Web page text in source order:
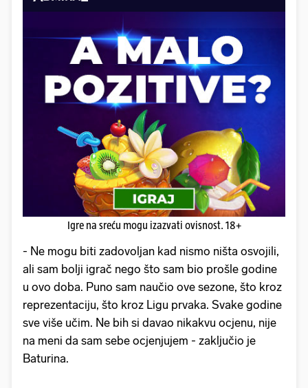
Igre na sreću mogu izazvati ovisnost. 18+
- Ne mogu biti zadovoljan kad nismo ništa osvojili,
ali sam bolji igrač nego što sam bio prošle godine
u ovo doba. Puno sam naučio ove sezone, što kroz
reprezentaciju, što kroz Ligu prvaka. Svake godine
sve više učim. Ne bih si davao nikakvu ocjenu, nije
na meni da sam sebe ocjenjujem - zaključio je
Baturina.